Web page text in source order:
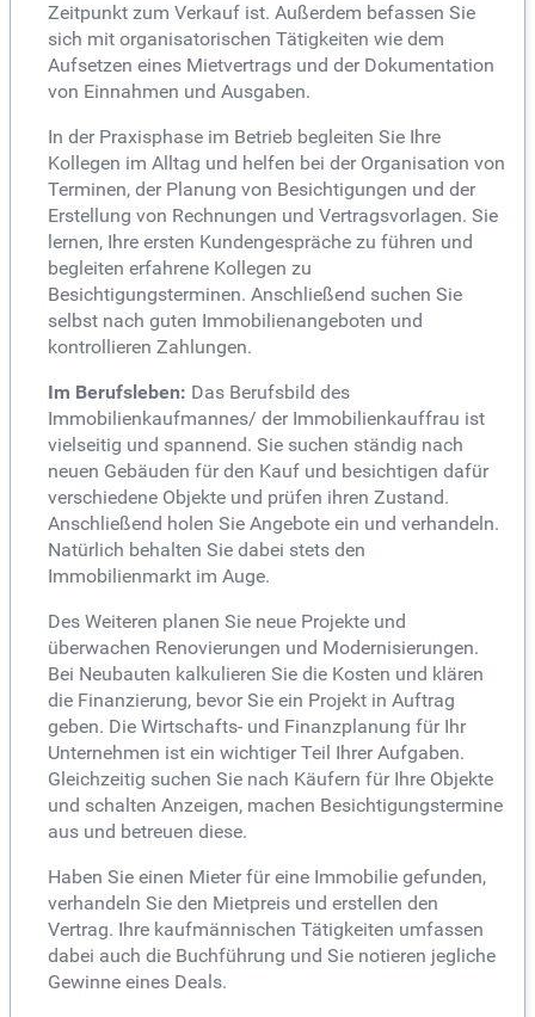
Zeitpunkt zum Verkauf ist. Außerdem befassen Sie
sich mit organisatorischen Tätigkeiten wie dem
Aufsetzen eines Mietvertrags und der Dokumentation
von Einnahmen und Ausgaben.
In der Praxisphase im Betrieb begleiten Sie Ihre
Kollegen im Alltag und helfen bei der Organisation von
Terminen, der Planung von Besichtigungen und der
Erstellung von Rechnungen und Vertragsvorlagen. Sie
lernen, Ihre ersten Kundengespräche zu führen und
begleiten erfahrene Kollegen zu
Besichtigungsterminen. Anschließend suchen Sie
selbst nach guten Immobilienangeboten und
kontrollieren Zahlungen.
Im Berufsleben: Das Berufsbild des
Immobilienkaufmannes/ der Immobilienkauffrau ist
vielseitig und spannend. Sie suchen ständig nach
neuen Gebäuden für den Kauf und besichtigen dafür
verschiedene Objekte und prüfen ihren Zustand.
Anschließend holen Sie Angebote ein und verhandeln.
Natürlich behalten Sie dabei stets den
Immobilienmarkt im Auge.
Des Weiteren planen Sie neue Projekte und
überwachen Renovierungen und Modernisierungen.
Bei Neubauten kalkulieren Sie die Kosten und klären
die Finanzierung, bevor Sie ein Projekt in Auftrag
geben. Die Wirtschafts- und Finanzplanung für Ihr
Unternehmen ist ein wichtiger Teil Ihrer Aufgaben.
Gleichzeitig suchen Sie nach Käufern für Ihre Objekte
und schalten Anzeigen, machen Besichtigungstermine
aus und betreuen diese.
Haben Sie einen Mieter für eine Immobilie gefunden,
verhandeln Sie den Mietpreis und erstellen den
Vertrag. Ihre kaufmännischen Tätigkeiten umfassen
dabei auch die Buchführung und Sie notieren jegliche
Gewinne eines Deals.